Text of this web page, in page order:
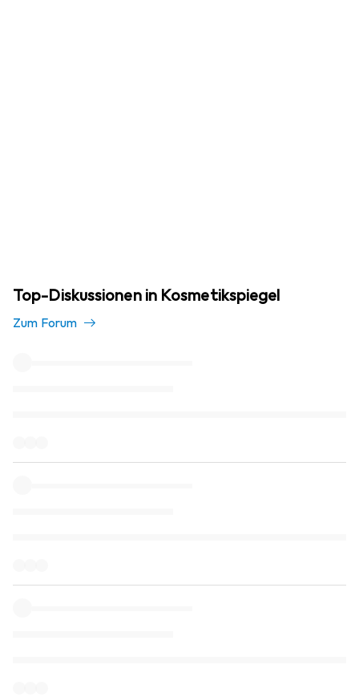
Top-Diskussionen in Kosmetikspiegel
Zum Forum